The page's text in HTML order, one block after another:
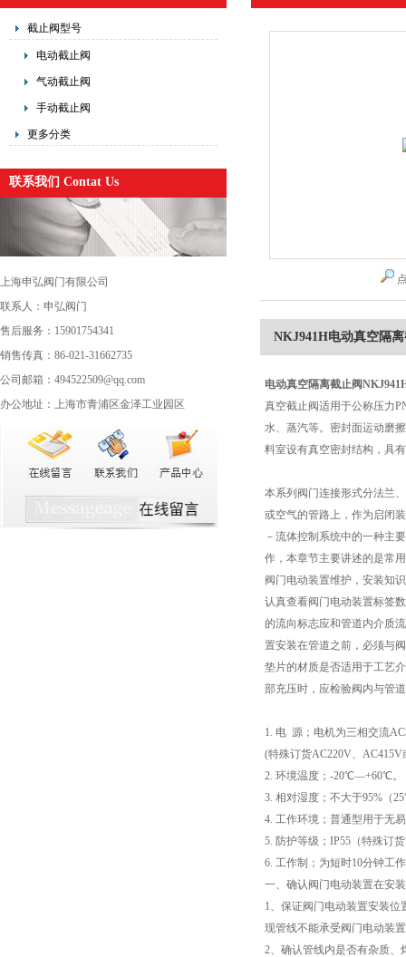
截止阀型号
电动截止阀
气动截止阀
手动截止阀
更多分类
联系我们 Contat Us
上海申弘阀门有限公司
联系人：申弘阀门
售后服务：15901754341
销售传真：86-021-31662735
公司邮箱：494522509@qq.com
办公地址：上海市青浦区金泽工业园区
NKJ941H电动真空隔
电动真空隔离截止阀
真空截止阀适用于公称压力
水、蒸汽等。密封面运动磨
料室设有真空密封结构，具
本系列阀门连接形式分法兰
或空气的管路上，作为启闭
－流体控制系统中的一种主
作，本章节主要讲述的是常
阀门电动装置维护，安装知识
认真查看阀门电动装置标签
的流向标志应和管道内介质
置安装在管道之前，必须与
垫片的材质是否适用于工艺
部充压时，应检验阀内与管
1. 电 源；电机为三相交流
(特殊订货AC220V、AC415V
2. 环境温度；-20℃—+60℃。
3. 相对湿度；不大于95%（
4. 工作环境；普通型用于无
5. 防护等级；IP55（特殊订
6. 工作制；为短时10分钟工
一、确认阀门电动装置在安
1、保证阀门电动装置安装
现管线不能承受阀门电动装
2、确认管线内是否有杂质、